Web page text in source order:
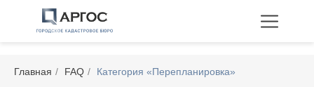
Главная / FAQ / Категория «Перепланировка»